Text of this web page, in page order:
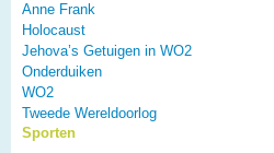
Anne Frank
Holocaust
Jehova’s Getuigen in WO2
Onderduiken
WO2
Tweede Wereldoorlog
Sporten